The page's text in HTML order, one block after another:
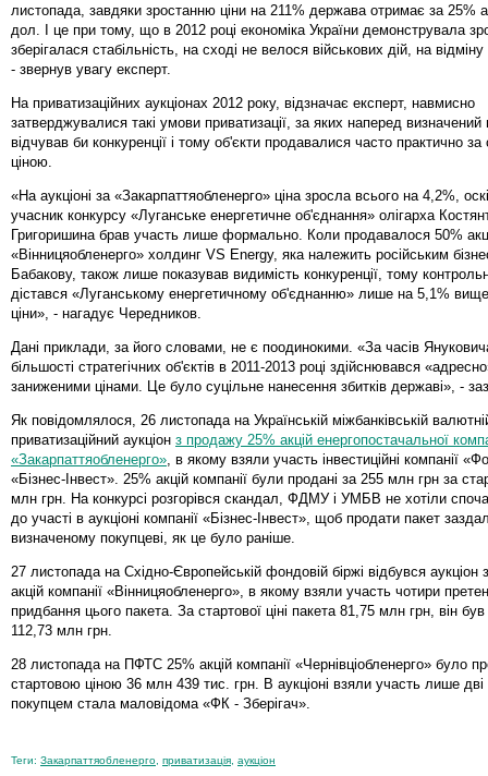
листопада, завдяки зростанню ціни на 211% держава отримає за 25%
дол. І це при тому, що в 2012 році економіка України демонструвала
зберігалася стабільність, на сході не велося військових дій, на
- звернув увагу експерт.
На приватизаційних аукціонах 2012 року, відзначає експерт, навмисно
затверджувалися такі умови приватизації, за яких наперед визначений
відчував би конкуренції і тому об'єкти продавалися часто практично
ціною.
«На аукціоні за «Закарпаттяобленерго» ціна зросла всього на 4,2%,
учасник конкурсу «Луганське енергетичне об'єднання» олігарха
Григоришина брав участь лише формально. Коли продавалося 50%
«Вінницяобленерго» холдинг VS Energy, яка належить російським
Бабакову, також лише показував видимість конкуренції, тому
дістався «Луганському енергетичному об'єднанню» лише на 5,1% вище
ціни», - нагадує Чередников.
Дані приклади, за його словами, не є поодинокими. «За часів
більшості стратегічних об'єктів в 2011-2013 році здійснювався
заниженими цінами. Це було суцільне нанесення збитків державі», -
Як повідомлялося, 26 листопада на Українській міжбанківській
приватизаційний аукціон з продажу 25% акцій енергопостачальної
«Закарпаттяобленерго» , в якому взяли участь інвестиційні компанії
«Бізнес-Інвест». 25% акцій компанії були продані за 255 млн грн за
млн грн. На конкурсі розгорівся скандал, ФДМУ і УМБВ не хотіли
до участі в аукціоні компанії «Бізнес-Інвест», щоб продати пакет
визначеному покупцеві, як це було раніше.
27 листопада на Східно-Європейській фондовій біржі відбувся
акцій компанії «Вінницяобленерго», в якому взяли участь чотири
придбання цього пакета. За стартової ціні пакета 81,75 млн грн, він
112,73 млн грн.
28 листопада на ПФТС 25% акцій компанії «Чернівціобленерго» було
стартовою ціною 36 млн 439 тис. грн. В аукціоні взяли участь лише дві
покупцем стала маловідома «ФК - Зберігач».
Теги: Закарпаттяобленерго приватизація аукціон